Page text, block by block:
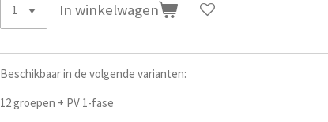
In winkelwagen
Beschikbaar in de volgende varianten:
12 groepen + PV 1-fase